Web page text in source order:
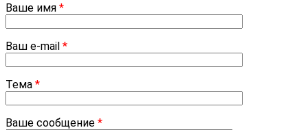
Ваше имя *
Ваш e-mail *
Тема *
Ваше сообщение *